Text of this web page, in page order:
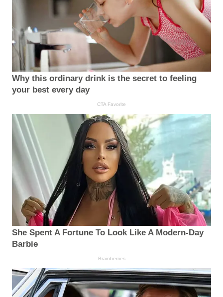
Why this ordinary drink is the secret to feeling
your best every day
CTA Favorite
She Spent A Fortune To Look Like A Modern-Day
Barbie
Brainberries